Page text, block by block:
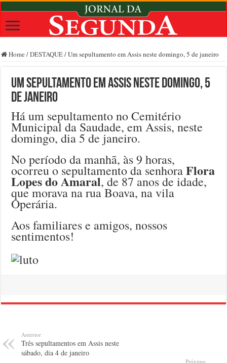
Home /DESTAQUE/Um sepultamento em Assis neste domingo, 5 de janeiro
Um sepultamento em Assis neste domingo, 5
de janeiro
Há um sepultamento no Cemitério
Municipal da Saudade, em Assis, neste
domingo, dia 5 de janeiro.
No período da manhã, às 9 horas,
ocorreu o sepultamento da senhoraFlora
Lopes do Amaral, de 87 anos de idade,
que morava na rua Boava, na vila
Operária.
Aos familiares e amigos, nossos
sentimentos!
Anterior
Três sepultamentos em Assis neste
sábado, dia 4 de janeiro
Próximo